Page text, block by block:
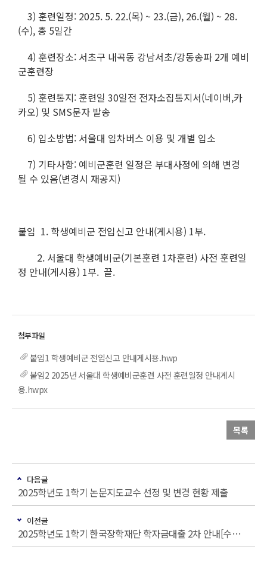
3) 훈련일정: 2025. 5. 22.(목) ~ 23.(금), 26.(월) ~ 28.
(수), 총 5일간
4) 훈련장소: 서초구 내곡동 강남서초/강동송파 2개 예비
군훈련장
5) 훈련통지: 훈련일 30일전 전자소집통지서(네이버,카
카오) 및 SMS문자 발송
6) 입소방법: 서울대 임차버스 이용 및 개별 입소
7) 기타사항: 예비군훈련 일정은 부대사정에 의해 변경
될 수 있음(변경시 재공지)
붙임 1. 학생예비군 전입신고 안내(게시용) 1부.
2. 서울대 학생예비군(기본훈련 1차훈련) 사전 훈련일
정 안내(게시용) 1부. 끝.
붙임1 학생예비군 전입신고 안내게시용.hwp
붙임2 2025년 서울대 학생예비군훈련 사전 훈련일정 안내게시
용.hwpx
목록
다음글
2025학년도 1학기 논문지도교수 선정 및 변경 현황 제출
이전글
2025학년도 1학기 한국장학재단 학자금대출 2차 안내[수료생(연구생)]